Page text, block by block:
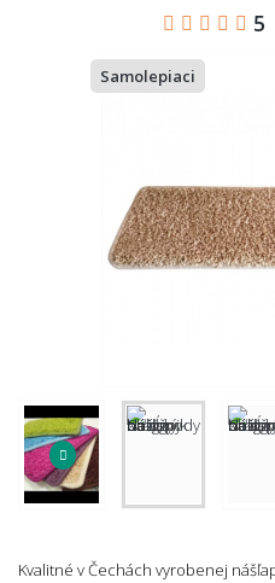
5
Samolepiaci
Kvalitné v Čechách vyrobenej